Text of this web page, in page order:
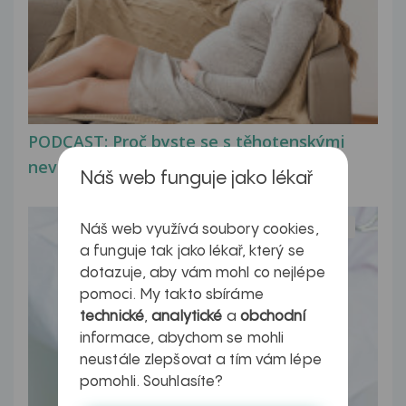
PODCAST: Proč byste se s těhotenskými
nevolnostmi měla...
Jak na zdravá játra?
Náš web funguje jako lékař
Náš web využívá soubory cookies,
a funguje tak jako lékař, který se
dotazuje, aby vám mohl co nejlépe
pomoci. My takto sbíráme
technické,analytické a obchodní
informace, abychom se mohli
neustále zlepšovat a tím vám lépe
pomohli. Souhlasíte?